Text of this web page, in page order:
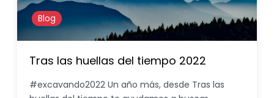
Blog
Tras las huellas del tiempo 2022
#excavando2022 Un año más, desde Tras las